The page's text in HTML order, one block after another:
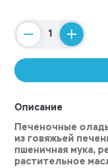
Counter
Описание
Печеночные
из говяжьей
пшеничная мука,
растительное